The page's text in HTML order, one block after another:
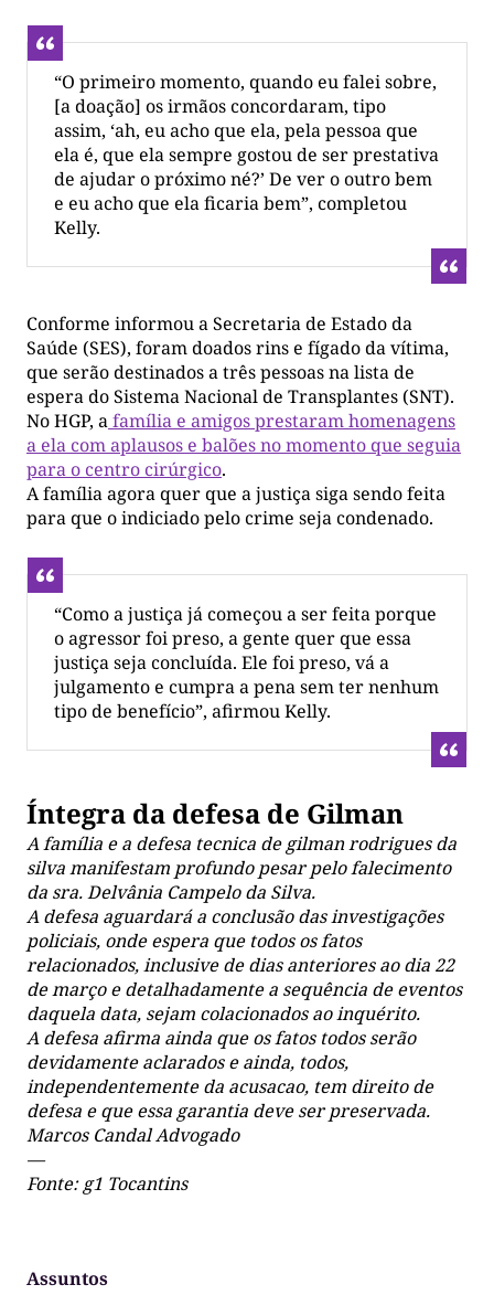
“O primeiro momento, quando eu falei sobre,
[a doação] os irmãos concordaram, tipo
assim, ‘ah, eu acho que ela, pela pessoa que
ela é, que ela sempre gostou de ser prestativa
de ajudar o próximo né?’ De ver o outro bem
e eu acho que ela ficaria bem”, completou
Kelly.
Conforme informou a Secretaria de Estado da
Saúde (SES), foram doados rins e fígado da vítima,
que serão destinados a três pessoas na lista de
espera do Sistema Nacional de Transplantes (SNT).
No HGP, afamília e amigos prestaram homenagens
a ela com aplausos e balões no momento que seguia
para o centro cirúrgico.
A família agora quer que a justiça siga sendo feita
para que o indiciado pelo crime seja condenado.
“Como a justiça já começou a ser feita porque
o agressor foi preso, a gente quer que essa
justiça seja concluída. Ele foi preso, vá a
julgamento e cumpra a pena sem ter nenhum
tipo de benefício”, afirmou Kelly.
Íntegra da defesa de Gilman
A família e a defesa tecnica de gilman rodrigues da
silva manifestam profundo pesar pelo falecimento
da sra. Delvânia Campelo da Silva.
A defesa aguardará a conclusão das investigações
policiais, onde espera que todos os fatos
relacionados, inclusive de dias anteriores ao dia 22
de março e detalhadamente a sequência de eventos
daquela data, sejam colacionados ao inquérito.
A defesa afirma ainda que os fatos todos serão
devidamente aclarados e ainda, todos,
independentemente da acusacao, tem direito de
defesa e que essa garantia deve ser preservada.
Marcos Candal Advogado
—
Fonte: g1 Tocantins
Assuntos